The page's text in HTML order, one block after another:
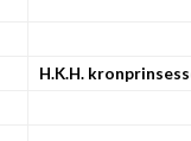
H.K.H.